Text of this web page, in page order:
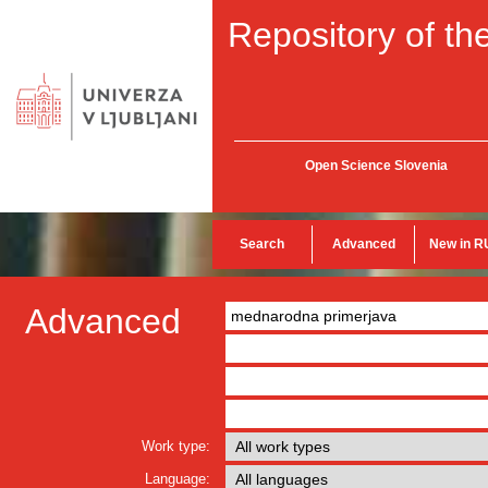
Repository of
Open Science Slovenia
Search Advanced New in
Advanced
Work type:
Language: